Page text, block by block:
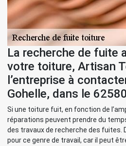
La recherche de fuite
votre toiture, Artisan
l’entreprise à
Gohelle, dans le 62580
Si une toiture fuit, en fonction de
réparations peuvent prendre du
des travaux de recherche des fuites.
pour ce genre de travail, car il peut